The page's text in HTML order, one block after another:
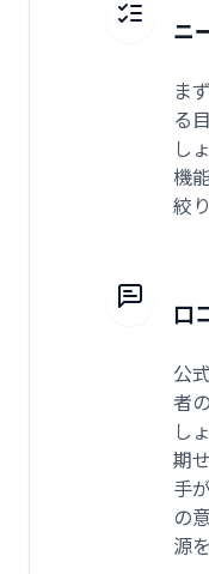
ニ
ま
る
し
機
絞
口
公
者
し
期
手
の
源